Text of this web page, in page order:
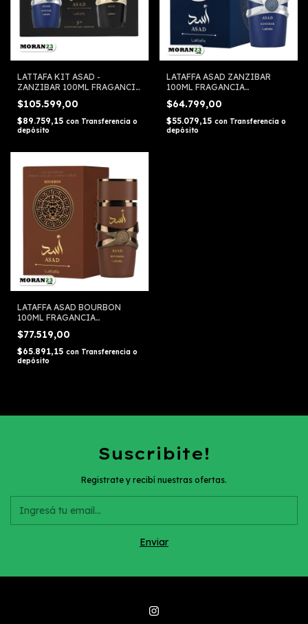
LATTAFA KIT ASAD -
ZANZIBAR 100ML FRAGANCIA
MASCULINA
$105.599,00
$89.759,15 con Transferencia o
depósito
LATAFFA ASAD ZANZIBAR
100ML FRAGANCIA
MASCULINA
$64.799,00
$55.079,15 con Transferencia o
depósito
LATAFFA ASAD BOURBON
100ML FRAGANCIA
$77.519,00
$65.891,15 con Transferencia o
depósito
Suscribite!
Registrate y recibí nuestras ofertas.